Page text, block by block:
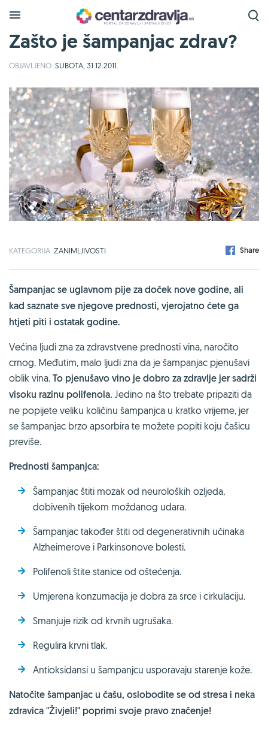
Zašto je šampanjac zdrav?
OBJAVLJENO: SUBOTA, 31.12.2011.
KATEGORIJA: ZANIMLJIVOSTI Share
Šampanjac se uglavnom pije za doček nove godine, ali
kad saznate sve njegove prednosti, vjerojatno ćete ga
htjeti piti i ostatak godine.
Većina ljudi zna za zdravstvene prednosti vina, naročito
crnog. Međutim, malo ljudi zna da je šampanjac pjenušavi
oblik vina. To pjenušavo vino je dobro za zdravlje jer sadrži
visoku razinu polifenola. Jedino na što trebate pripaziti da
ne popijete veliku količinu šampanjca u kratko vrijeme, jer
se šampanjac brzo apsorbira te možete popiti koju čašicu
previše.
Prednosti šampanjca:
Šampanjac štiti mozak od neuroloških ozljeda,
dobivenih tijekom moždanog udara.
Šampanjac također štiti od degenerativnih učinaka
Alzheimerove i Parkinsonove bolesti.
Polifenoli štite stanice od oštećenja.
Umjerena konzumacija je dobra za srce i cirkulaciju.
Smanjuje rizik od krvnih ugrušaka.
Regulira krvni tlak.
Antioksidansi u šampanjcu usporavaju starenje kože.
Natočite šampanjac u čašu, oslobodite se od stresa i neka
zdravica "Živjeli!" poprimi svoje pravo značenje!